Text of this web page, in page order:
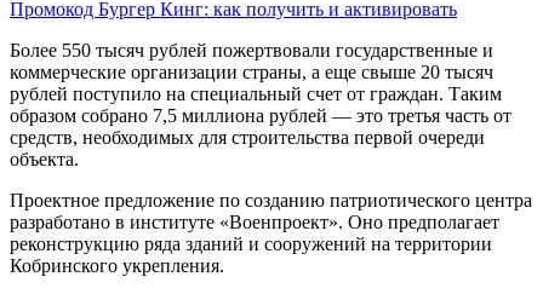
Промокод Бургер Кинг: как получить и активировать
Более 550 тысяч рублей пожертвовали государственные и
коммерческие организации страны, а еще свыше 20 тысяч
рублей поступило на специальный счет от граждан. Таким
образом собрано 7,5 миллиона рублей — это третья часть от
средств, необходимых для строительства первой очереди
объекта.
Проектное предложение по созданию патриотического центра
разработано в институте «Военпроект». Оно предполагает
реконструкцию ряда зданий и сооружений на территории
Кобринского укрепления.